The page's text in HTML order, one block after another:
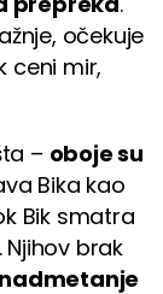
očekuje
ceni mir,
– oboje su
Bika kao
Bik smatra
brak